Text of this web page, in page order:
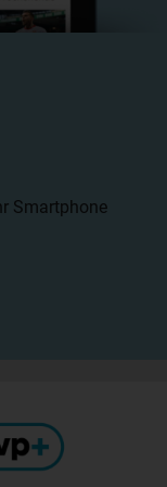
Smartphone